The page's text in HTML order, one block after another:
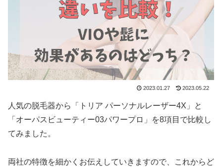
2023.01.27 2023.05.22
人気の脱毛器から「トリア パーソナルレーザー4X」と
「オーパスビューティー03パワープロ」を8項目で比較し
てみました。
両社の特徴を細かくお伝えしていきますので、これからど